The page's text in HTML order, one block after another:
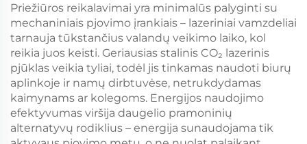
Priežiūros reikalavimai yra minimalūs palyginti su
mechaniniais pjovimo įrankiais – lazeriniai vamzdeliai
tarnauja tūkstančius valandų veikimo laiko, kol
reikia juos keisti. Geriausias stalinis CO₂ lazerinis
pjūklas veikia tyliai, todėl jis tinkamas naudoti biurų
aplinkoje ir namų dirbtuvėse, netrukdydamas
kaimynams ar kolegoms. Energijos naudojimo
efektyvumas viršija daugelio pramoninių
alternatyvų rodiklius – energija sunaudojama tik